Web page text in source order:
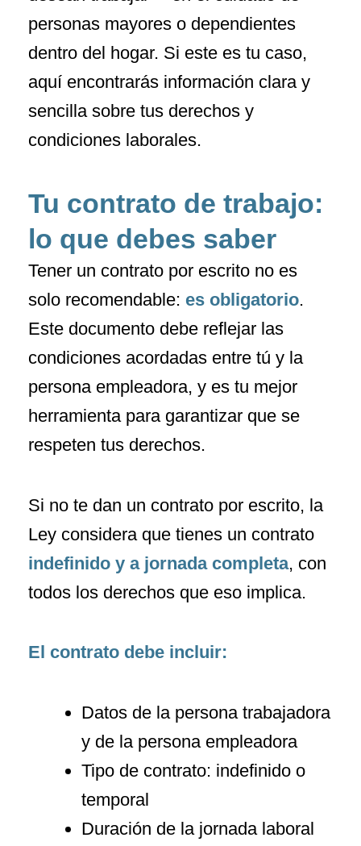
personas mayores o dependientes
dentro del hogar. Si este es tu caso,
aquí encontrarás información clara y
sencilla sobre tus derechos y
condiciones laborales.
Tu contrato de trabajo:
lo que debes saber
Tener un contrato por escrito no es
solo recomendable: es obligatorio.
Este documento debe reflejar las
condiciones acordadas entre tú y la
persona empleadora, y es tu mejor
herramienta para garantizar que se
respeten tus derechos.
Si no te dan un contrato por escrito, la
Ley considera que tienes un contrato
indefinido y a jornada completa, con
todos los derechos que eso implica.
El contrato debe incluir:
Datos de la persona trabajadora
y de la persona empleadora
Tipo de contrato: indefinido o
temporal
Duración de la jornada laboral